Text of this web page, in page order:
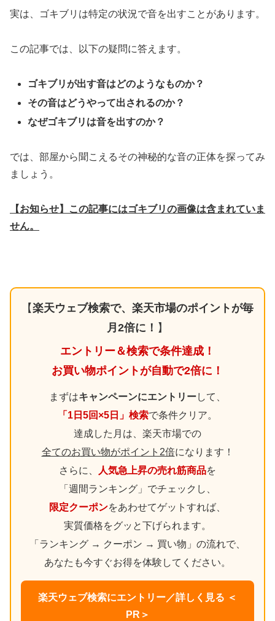
実は、ゴキブリは特定の状況で音を出すことがあります。
この記事では、以下の疑問に答えます。
ゴキブリが出す音はどのようなものか？
その音はどうやって出されるのか？
なぜゴキブリは音を出すのか？
では、部屋から聞こえるその神秘的な音の正体を探ってみ
ましょう。
【お知らせ】この記事にはゴキブリの画像は含まれていま
せん。
【楽天ウェブ検索で、楽天市場のポイントが毎
月2倍に！ 】
エントリー＆検索で条件達成！
お買い物ポイントが自動で2倍に！
まずはキャンペーンにエントリーして、
「1日5回×5日」検索で条件クリア。
達成した月は、楽天市場での
全てのお買い物がポイント2倍になります！
さらに、
人気急上昇の売れ筋商品を
「週間ランキング」でチェックし、
限定クーポンをあわせてゲットすれば、
実質価格をグッと下げられます。
「ランキング → クーポン → 買い物」の流れで、
あなたも今すぐお得を体験してください。
楽天ウェブ検索にエントリー／詳しく見る ＜
PR＞